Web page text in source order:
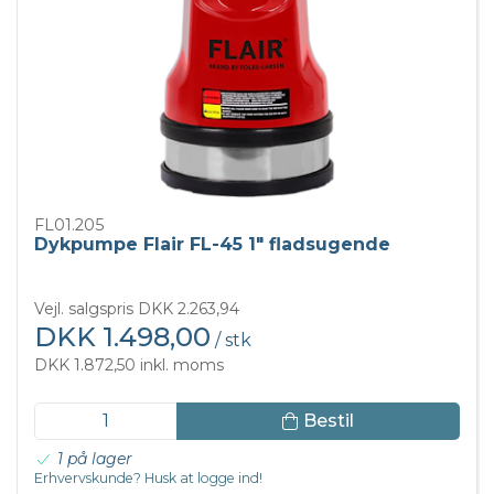
FL01.205
Dykpumpe Flair FL-45 1" fladsugende
Vejl. salgspris DKK 2.263,94
DKK 1.498,00 / stk
DKK 1.872,50 inkl. moms
Bestil
1 på lager
Erhvervskunde? Husk at logge ind!